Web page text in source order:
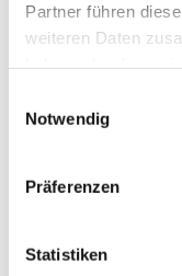
Partner führen
weiteren Daten
Notwendig
Präferenzen
Statistiken